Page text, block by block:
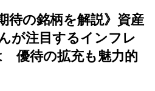
待の銘柄を解説》資産
が注目するインフレ
優待の拡充も魅力的